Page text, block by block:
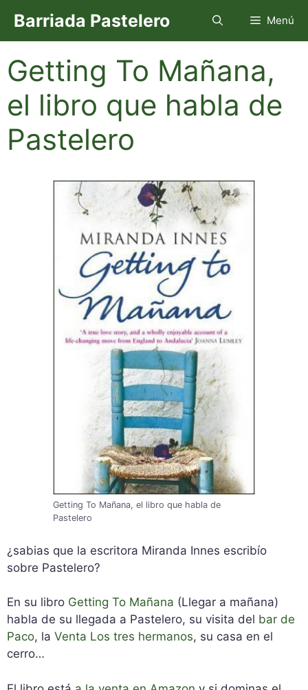
contenido
Barriada Pastelero Menú
Getting To Mañana,
el libro que habla de
Pastelero
Getting To Mañana, el libro que habla de
Pastelero
¿sabias que la escritora Miranda Innes escribío
sobre Pastelero?
En su libro Getting To Mañana (Llegar a mañana)
habla de su llegada a Pastelero, su visita del bar de
Paco, la Venta Los tres hermanos, su casa en el
cerro…